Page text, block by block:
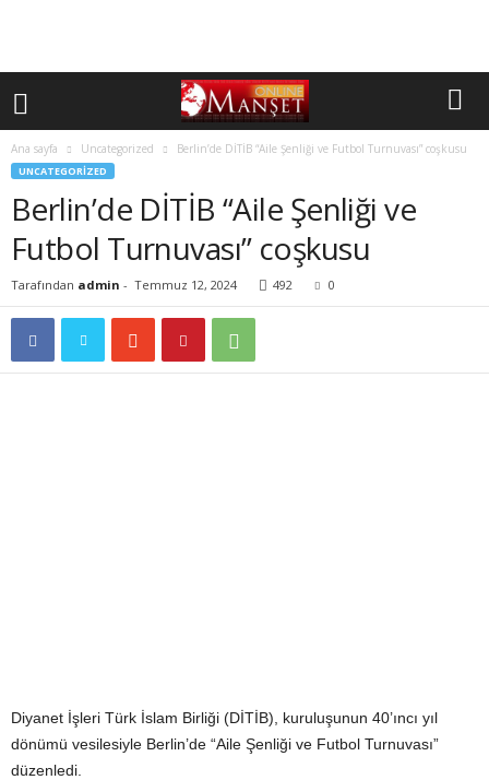
Ana sayfa Uncategorized Berlin’de DİTİB “Aile Şenliği ve Futbol Turnuvası” coşkusu
UNCATEGORIZED
Berlin’de DİTİB “Aile Şenliği ve
Futbol Turnuvası” coşkusu
Tarafından admin - Temmuz 12, 2024 492 0
Diyanet İşleri Türk İslam Birliği (DİTİB), kuruluşunun 40’ıncı yıl
dönümü vesilesiyle Berlin’de “Aile Şenliği ve Futbol Turnuvası”
düzenledi.